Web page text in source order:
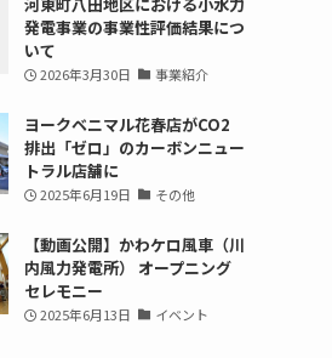
発電事業の事業性評価結果につ
いて
2026年3月30日 事業紹介
ヨークベニマル花春店がCO2
排出「ゼロ」のカーボンニュー
トラル店舗に
2025年6月19日 その他
【動画公開】かわケロ風車（川
内風力発電所） オープニング
セレモニー
2025年6月13日 イベント